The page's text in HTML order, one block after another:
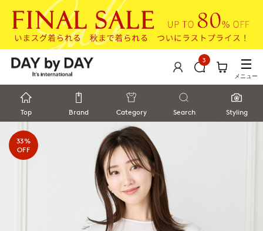
3
メニュー
Top Brand Category Search Styling
33%
OFF